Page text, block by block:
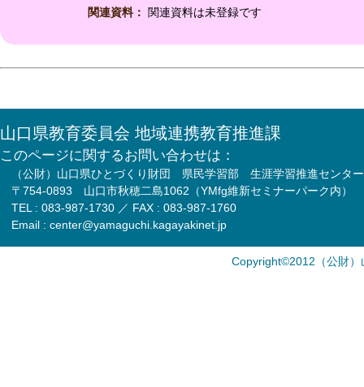
関連資料： 関連資料は未登録です
山口県教育委員会 地域連携教育推進課
このページに関するお問い合わせは：
（公財）山口県ひとづくり財団 県民学習部 生涯学習推進センター
〒754-0893 山口市秋穂二島1062（YMfg維新セミナーパーク内）
TEL : 083-987-1730 ／ FAX : 083-987-1760
Email : center@yamaguchi.kagayakinet.jp
Copyright©2012（公財）